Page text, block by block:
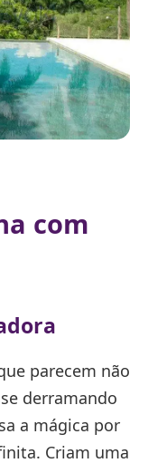
com
parecem não
derramando
a mágica por
Criam uma